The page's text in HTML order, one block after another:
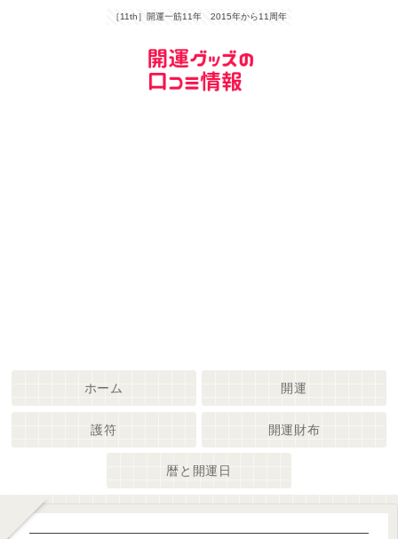
［11th］開運一筋11年 2015年から11周年
ホーム 開運
護符 開運財布
暦と開運日